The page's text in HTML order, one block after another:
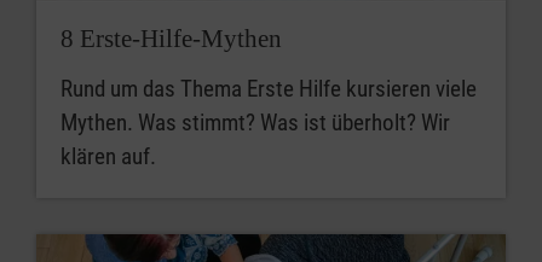
8 Erste-Hilfe-Mythen
Rund um das Thema Erste Hilfe kursieren viele
Mythen. Was stimmt? Was ist überholt? Wir
klären auf.